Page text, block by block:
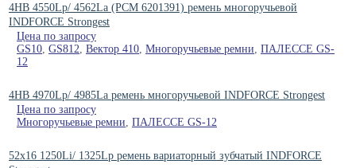
4HB 4550Lp/ 4562La (PCM 6201391) ремень многоручьевой
INDFORCE Strongest
Цена по запросу
GS10 GS812 Вектор 410 Многоручьевые ремни ПАЛЕССЕ GS-
12
4HB 4970Lp/ 4985La ремень многоручьевой INDFORCE Strongest
Цена по запросу
Многоручьевые ремни ПАЛЕССЕ GS-12
52x16 1250Li/ 1325Lp ремень вариаторный зубчатый INDFORCE